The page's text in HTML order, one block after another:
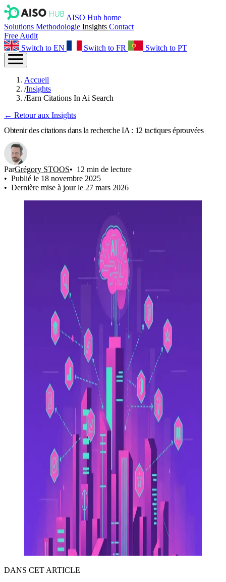
AISO Hub home
Solutions Methodologie Insights Contact
Free Audit
Switch to EN
Switch to FR Switch to PT
Accueil
/Insights
/Earn Citations In Ai Search
← Retour aux Insights
Obtenir des citations dans la recherche IA : 12 tactiques éprouvées
ParGrégory STOOS
12 min de lecture
Publié le 18 novembre 2025
Dernière mise à jour le 27 mars 2026
DANS CET ARTICLE